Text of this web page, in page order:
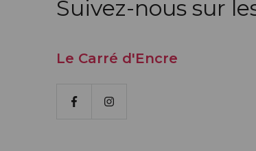
Suivez-nous sur
Le Carré d'Encre
FacebookInstagram